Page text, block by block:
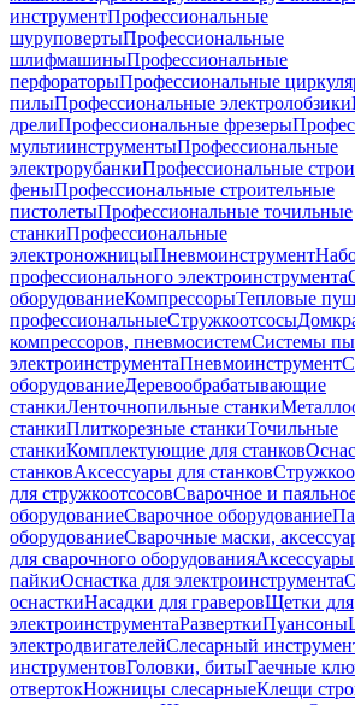
инструментПрофессиональные
шуруповертыПрофессиональные
шлифмашиныПрофессиональные
перфораторыПрофессиональные
пилыПрофессиональные электролобзики
дрелиПрофессиональные фрезеры
мультиинструментыПрофессиональные
электрорубанкиПрофессиональные
феныПрофессиональные строительные
пистолетыПрофессиональные точильные
станкиПрофессиональные
электроножницыПневмоинструмент
профессионального электроинструмента
оборудованиеКомпрессорыТепловые
профессиональныеСтружкоотсосы
компрессоров, пневмосистемСистемы
электроинструментаПневмоинструмент
оборудованиеДеревообрабатывающие
станкиЛенточнопильные станки
станкиПлиткорезные станкиТочильные
станкиКомплектующие для станков
станковАксессуары для станков
для стружкоотсосовСварочное и
оборудованиеСварочное оборудование
оборудованиеСварочные маски,
для сварочного оборудования
пайкиОснастка для электроинструмента
оснасткиНасадки для граверовЩетки для
электроинструментаРазверткиПуансоны
электродвигателейСлесарный
инструментовГоловки, битыГаечные
отвертокНожницы слесарныеКлещи